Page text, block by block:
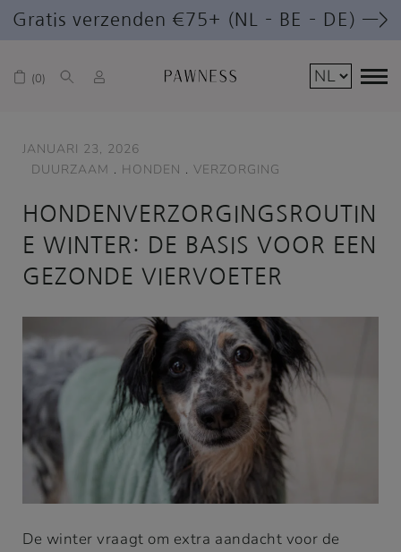
Gratis verzenden €75+ (NL – BE – DE) —>
0
JANUARI 23, 2026
DUURZAAM . HONDEN . VERZORGING
HONDENVERZORGINGSROUTIN
E WINTER: DE BASIS VOOR EEN
GEZONDE VIERVOETER
De winter vraagt om extra aandacht voor de